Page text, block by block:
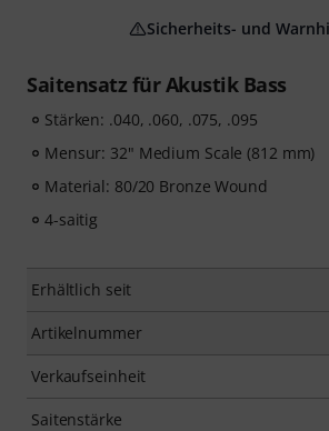
Saitensatz für Akustik Bass
Stärken: .040, .060, .075, .095
Mensur: 32" Medium Scale (812 mm)
Material: 80/20 Bronze Wound
4-saitig
Erhältlich seit
Artikelnummer
Verkaufseinheit
Saitenstärke
Sicherheits- und